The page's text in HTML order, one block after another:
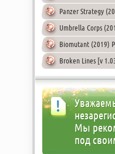
Panzer Strategy
Umbrella Corps
Biomutant (2019)
Broken Lines [v
Мы
под